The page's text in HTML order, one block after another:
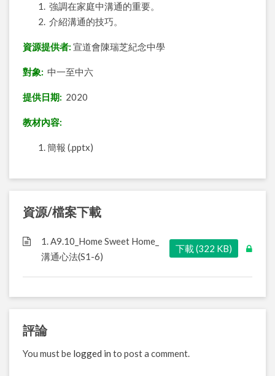
強調在家庭中溝通的重要。
介紹溝通的技巧。
資源提供者: 宣道會陳瑞芝紀念中學
對象: 中一至中六
提供日期: 2020
教材內容:
簡報 (.pptx)
資源/檔案下載
1. A9.10_Home Sweet Home_
溝通心法(S1-6)
下載 (322 KB)
評論
You must be logged in to post a comment.